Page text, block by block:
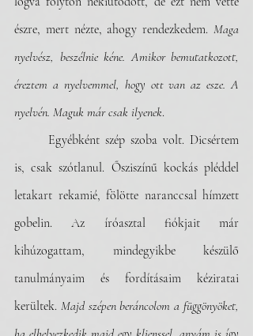
észre, mert nézte, ahogy rendezkedem. Maga
nyelvész, beszélnie kéne. Amikor bemutatkozott,
éreztem a nyelvemmel, hogy ott van az esze. A
nyelvén. Maguk már csak ilyenek.
is, csak szótlanul. Ősziszínű kockás pléddel
letakart rekamié, fölötte naranccsal hímzett
gobelin. Az íróasztal fiókjait már
kihúzogattam, mindegyikbe készülő
tanulmányaim és fordításaim kéziratai
kerültek. Majd szépen beráncolom a függönyöket,